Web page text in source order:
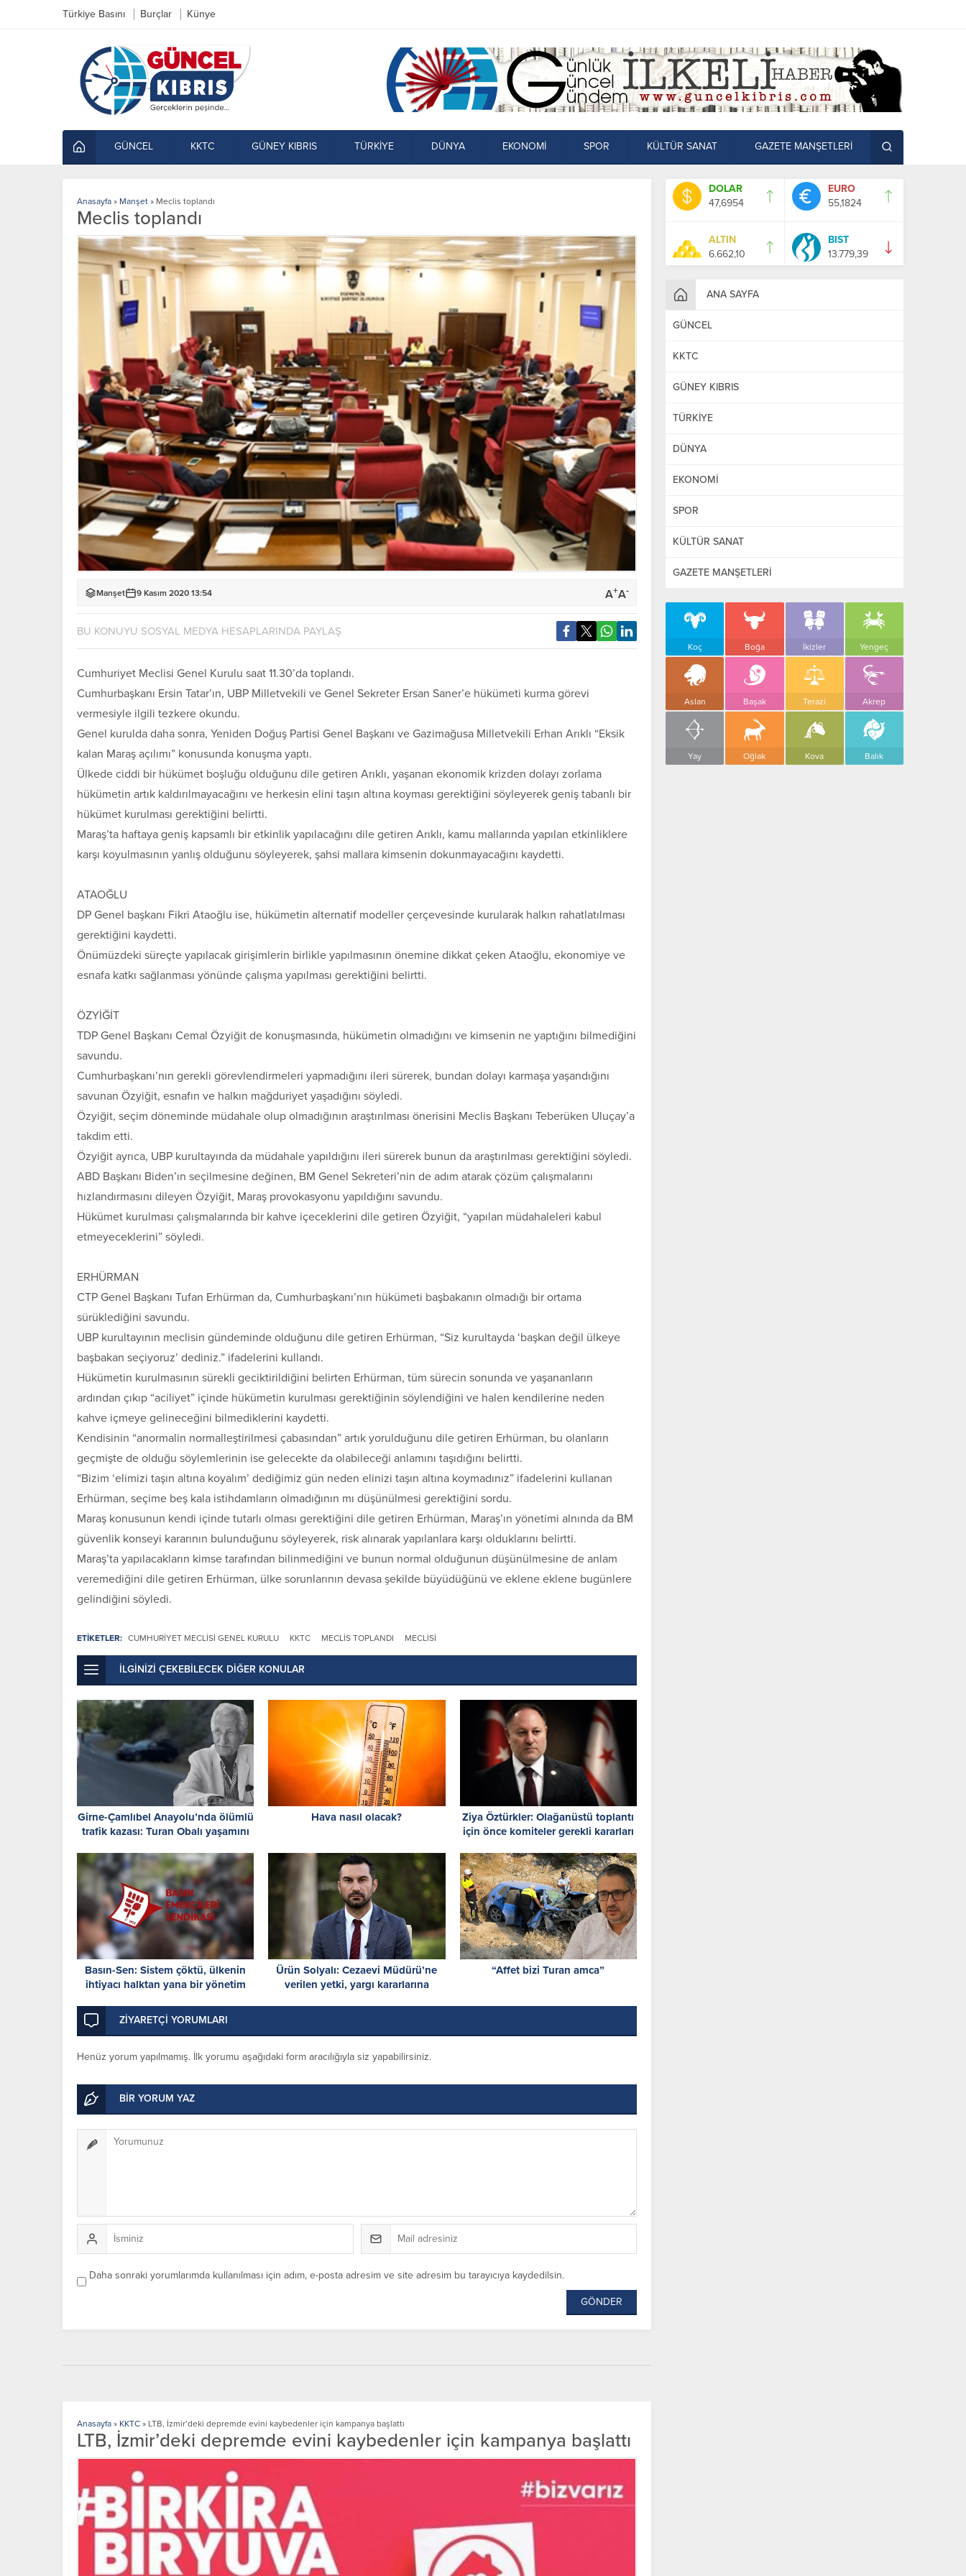
Türkiye Basını Burçlar Künye
GÜNCEL KKTC GÜNEY KIBRIS TÜRKİYE DÜNYA EKONOMİ SPOR KÜLTÜR SANAT GAZETE MANŞETLERİ
DOLAR
47,6954
EURO
55,1824
ALTIN
6.662,10
BIST
13.779,39
ANA SAYFA
GÜNCEL
KKTC
GÜNEY KIBRIS
TÜRKİYE
DÜNYA
EKONOMİ
SPOR
KÜLTÜR SANAT
GAZETE MANŞETLERİ
Koç Boğa İkizler Yengeç
Aslan Başak Terazi Akrep
Yay Oğlak Kova Balık
Anasayfa » Manşet » Meclis toplandı
Meclis toplandı
Manşet 9 Kasım 2020 13:54 A+A-
BU KONUYU SOSYAL MEDYA HESAPLARINDA PAYLAŞ
Cumhuriyet Meclisi Genel Kurulu saat 11.30’da toplandı.
Cumhurbaşkanı Ersin Tatar’ın, UBP Milletvekili ve Genel Sekreter Ersan Saner’e hükümeti kurma görevi
vermesiyle ilgili tezkere okundu.
Genel kurulda daha sonra, Yeniden Doğuş Partisi Genel Başkanı ve Gazimağusa Milletvekili Erhan Arıklı “Eksik
kalan Maraş açılımı” konusunda konuşma yaptı.
Ülkede ciddi bir hükümet boşluğu olduğunu dile getiren Arıklı, yaşanan ekonomik krizden dolayı zorlama
hükümetin artık kaldırılmayacağını ve herkesin elini taşın altına koyması gerektiğini söyleyerek geniş tabanlı bir
hükümet kurulması gerektiğini belirtti.
Maraş’ta haftaya geniş kapsamlı bir etkinlik yapılacağını dile getiren Arıklı, kamu mallarında yapılan etkinliklere
karşı koyulmasının yanlış olduğunu söyleyerek, şahsi mallara kimsenin dokunmayacağını kaydetti.
ATAOĞLU
DP Genel başkanı Fikri Ataoğlu ise, hükümetin alternatif modeller çerçevesinde kurularak halkın rahatlatılması
gerektiğini kaydetti.
Önümüzdeki süreçte yapılacak girişimlerin birlikle yapılmasının önemine dikkat çeken Ataoğlu, ekonomiye ve
esnafa katkı sağlanması yönünde çalışma yapılması gerektiğini belirtti.
ÖZYİĞİT
TDP Genel Başkanı Cemal Özyiğit de konuşmasında, hükümetin olmadığını ve kimsenin ne yaptığını bilmediğini
savundu.
Cumhurbaşkanı’nın gerekli görevlendirmeleri yapmadığını ileri sürerek, bundan dolayı karmaşa yaşandığını
savunan Özyiğit, esnafın ve halkın mağduriyet yaşadığını söyledi.
Özyiğit, seçim döneminde müdahale olup olmadığının araştırılması önerisini Meclis Başkanı Teberüken Uluçay’a
takdim etti.
Özyiğit ayrıca, UBP kurultayında da müdahale yapıldığını ileri sürerek bunun da araştırılması gerektiğini söyledi.
ABD Başkanı Biden’ın seçilmesine değinen, BM Genel Sekreteri’nin de adım atarak çözüm çalışmalarını
hızlandırmasını dileyen Özyiğit, Maraş provokasyonu yapıldığını savundu.
Hükümet kurulması çalışmalarında bir kahve içeceklerini dile getiren Özyiğit, “yapılan müdahaleleri kabul
etmeyeceklerini” söyledi.
ERHÜRMAN
CTP Genel Başkanı Tufan Erhürman da, Cumhurbaşkanı’nın hükümeti başbakanın olmadığı bir ortama
sürüklediğini savundu.
UBP kurultayının meclisin gündeminde olduğunu dile getiren Erhürman, “Siz kurultayda ‘başkan değil ülkeye
başbakan seçiyoruz’ dediniz.” ifadelerini kullandı.
Hükümetin kurulmasının sürekli geciktirildiğini belirten Erhürman, tüm sürecin sonunda ve yaşananların
ardından çıkıp “aciliyet” içinde hükümetin kurulması gerektiğinin söylendiğini ve halen kendilerine neden
kahve içmeye gelineceğini bilmediklerini kaydetti.
Kendisinin “anormalin normalleştirilmesi çabasından” artık yorulduğunu dile getiren Erhürman, bu olanların
geçmişte de olduğu söylemlerinin ise gelecekte da olabileceği anlamını taşıdığını belirtti.
“Bizim ‘elimizi taşın altına koyalım’ dediğimiz gün neden elinizi taşın altına koymadınız” ifadelerini kullanan
Erhürman, seçime beş kala istihdamların olmadığının mı düşünülmesi gerektiğini sordu.
Maraş konusunun kendi içinde tutarlı olması gerektiğini dile getiren Erhürman, Maraş’ın yönetimi alnında da BM
güvenlik konseyi kararının bulunduğunu söyleyerek, risk alınarak yapılanlara karşı olduklarını belirtti.
Maraş’ta yapılacakların kimse tarafından bilinmediğini ve bunun normal olduğunun düşünülmesine de anlam
veremediğini dile getiren Erhürman, ülke sorunlarının devasa şekilde büyüdüğünü ve eklene eklene bugünlere
gelindiğini söyledi.
ETİKETLER: CUMHURIYET MECLISI GENEL KURULU KKTC MECLIS TOPLANDI MECLISI
İLGİNİZİ ÇEKEBİLECEK DİĞER KONULAR
Girne-Çamlıbel Anayolu’nda ölümlü
trafik kazası: Turan Obalı yaşamını
Hava nasıl olacak?
Ziya Öztürkler: Olağanüstü toplantı
için önce komiteler gerekli kararları
Basın-Sen: Sistem çöktü, ülkenin
ihtiyacı halktan yana bir yönetim
Ürün Solyalı: Cezaevi Müdürü’ne
verilen yetki, yargı kararlarına
“Affet bizi Turan amca”
ZİYARETÇİ YORUMLARI
Henüz yorum yapılmamış. İlk yorumu aşağıdaki form aracılığıyla siz yapabilirsiniz.
BİR YORUM YAZ
Daha sonraki yorumlarımda kullanılması için adım, e-posta adresim ve site adresim bu tarayıcıya kaydedilsin.
Anasayfa » KKTC » LTB, İzmir’deki depremde evini kaybedenler için kampanya başlattı
LTB, İzmir’deki depremde evini kaybedenler için kampanya başlattı